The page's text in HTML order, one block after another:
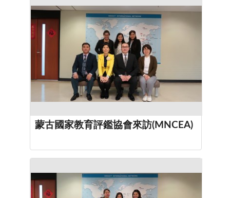
蒙古國家教育評鑑協會來訪(MNCEA)